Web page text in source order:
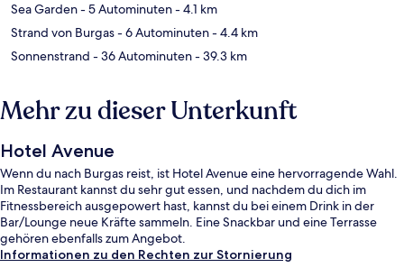
Sea Garden- 5 Autominuten- 4.1 km
Strand von Burgas- 6 Autominuten- 4.4 km
Sonnenstrand - 36 Autominuten- 39.3 km
Mehr zu dieser Unterkunft
Hotel Avenue
Wenn du nach Burgas reist, ist Hotel Avenue eine hervorragende Wahl.
Im Restaurant kannst du sehr gut essen, und nachdem du dich im
Fitnessbereich ausgepowert hast, kannst du bei einem Drink in der
Bar/Lounge neue Kräfte sammeln. Eine Snackbar und eine Terrasse
gehören ebenfalls zum Angebot.
Informationen zu den Rechten zur Stornierung